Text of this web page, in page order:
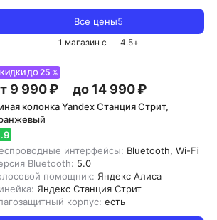
Все цены5
1 магазин с 4.5+
ДО25 %
9 990 ₽ до 14 990 ₽
колонка Yandex Станция Стрит,
интерфейсы: Bluetooth, Wi-Fi
Bluetooth: 5.0
помощник: Яндекс Алиса
Яндекс Станция Стрит
корпус: есть